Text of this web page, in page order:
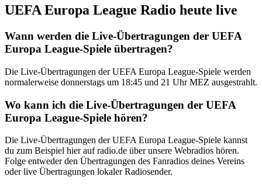
UEFA Europa League Radio heute live
Wann werden die Live-Übertragungen der UEFA
Europa League-Spiele übertragen?
Die Live-Übertragungen der UEFA Europa League-Spiele werden
normalerweise donnerstags um 18:45 und 21 Uhr MEZ ausgestrahlt.
Wo kann ich die Live-Übertragungen der UEFA
Europa League-Spiele hören?
Die Live-Übertragungen der UEFA Europa League-Spiele kannst
du zum Beispiel hier auf radio.de über unsere Webradios hören.
Folge entweder den Übertragungen des Fanradios deines Vereins
oder live Übertragungen lokaler Radiosender.